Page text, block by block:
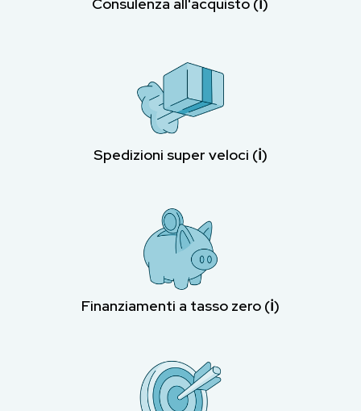
Spedizioni super veloci (ℹ︎)
Finanziamenti a tasso zero (ℹ︎)